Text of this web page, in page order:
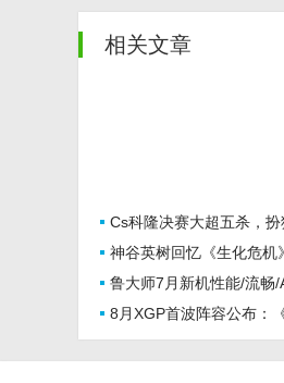
相关文章
Cs科隆决赛大超五杀，扮
神谷英树回忆《生化危
鲁大师7月新机性能/流畅
旗，OPPO中端机上演流畅
8月XGP首波阵容公布：
品